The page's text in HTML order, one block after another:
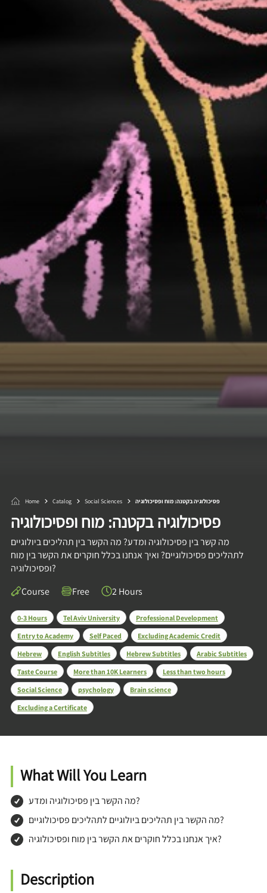
Home Catalog Social Sciences פסיכולוגיה בקטנה: מוח ופסיכולוגיה
פסיכולוגיה בקטנה: מוח ופסיכולוגיה
מה קשר בין פסיכולוגיה ומדע? מה הקשר בין תהליכים ביולוגיים
לתהליכים פסיכולוגיים? ואיך אנחנו בכלל חוקרים את הקשר בין מוח
ופסיכולוגיה?
Course
Free 2 Hours
0-3 Hours Tel Aviv University
Professional Development
Entry to Academy
Self Paced
Excluding Academic Credit
Hebrew
English Subtitles Hebrew Subtitles
Arabic Subtitles
Taste Course
More than 10K Learners
Less than two hours
Social Science
psychology
Brain science
Excluding a Certificate
What Will You Learn
מה הקשר בין פסיכולוגיה ומדע?
מה הקשר בין תהליכים ביולוגיים לתהליכים פסיכולוגיים?
איך אנחנו בכלל חוקרים את הקשר בין מוח ופסיכולוגיה?
Description